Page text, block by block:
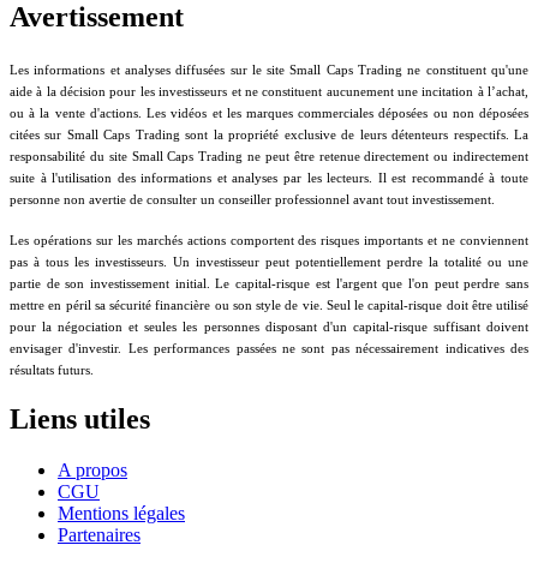
Avertissement
Les informations et analyses diffusées sur le site Small Caps Trading ne constituent qu'une
aide à la décision pour les investisseurs et ne constituent aucunement une incitation à l’achat,
ou à la vente d'actions. Les vidéos et les marques commerciales déposées ou non déposées
citées sur Small Caps Trading sont la propriété exclusive de leurs détenteurs respectifs. La
responsabilité du site Small Caps Trading ne peut être retenue directement ou indirectement
suite à l'utilisation des informations et analyses par les lecteurs. Il est recommandé à toute
personne non avertie de consulter un conseiller professionnel avant tout investissement.
Les opérations sur les marchés actions comportent des risques importants et ne conviennent
pas à tous les investisseurs. Un investisseur peut potentiellement perdre la totalité ou une
partie de son investissement initial. Le capital-risque est l'argent que l'on peut perdre sans
mettre en péril sa sécurité financière ou son style de vie. Seul le capital-risque doit être utilisé
pour la négociation et seules les personnes disposant d'un capital-risque suffisant doivent
envisager d'investir. Les performances passées ne sont pas nécessairement indicatives des
résultats futurs.
Liens utiles
A propos
CGU
Mentions légales
Partenaires